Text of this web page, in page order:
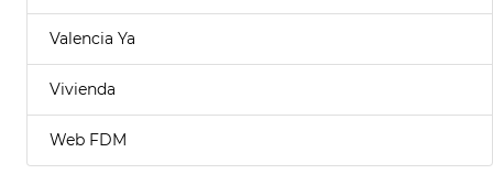
Valencia Ya
Vivienda
Web FDM